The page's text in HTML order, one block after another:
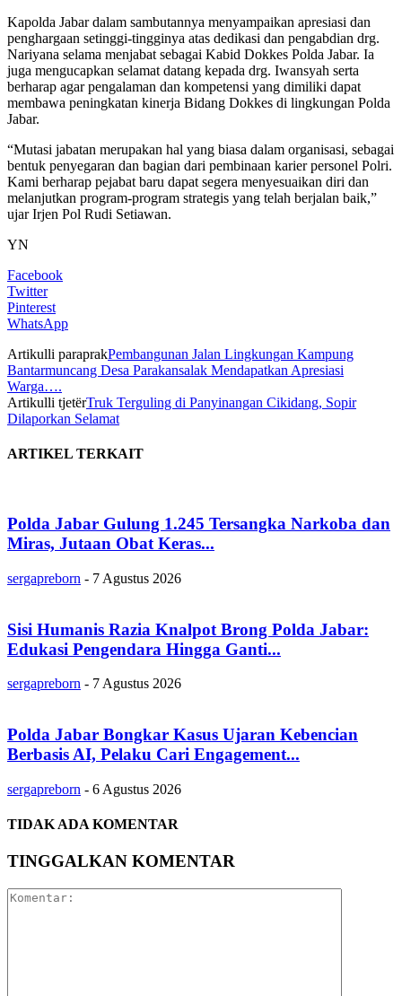
Kapolda Jabar dalam sambutannya menyampaikan apresiasi dan
penghargaan setinggi-tingginya atas dedikasi dan pengabdian drg.
Nariyana selama menjabat sebagai Kabid Dokkes Polda Jabar. Ia
juga mengucapkan selamat datang kepada drg. Iwansyah serta
berharap agar pengalaman dan kompetensi yang dimiliki dapat
membawa peningkatan kinerja Bidang Dokkes di lingkungan Polda
Jabar.
“Mutasi jabatan merupakan hal yang biasa dalam organisasi, sebagai
bentuk penyegaran dan bagian dari pembinaan karier personel Polri.
Kami berharap pejabat baru dapat segera menyesuaikan diri dan
melanjutkan program-program strategis yang telah berjalan baik,”
ujar Irjen Pol Rudi Setiawan.
YN
Facebook
Twitter
Pinterest
WhatsApp
Artikulli paraprakPembangunan Jalan Lingkungan Kampung
Bantarmuncang Desa Parakansalak Mendapatkan Apresiasi
Warga….
Artikulli tjetërTruk Terguling di Panyinangan Cikidang, Sopir
Dilaporkan Selamat
ARTIKEL TERKAIT
Polda Jabar Gulung 1.245 Tersangka Narkoba dan
Miras, Jutaan Obat Keras...
sergapreborn - 7 Agustus 2026
Sisi Humanis Razia Knalpot Brong Polda Jabar:
Edukasi Pengendara Hingga Ganti...
sergapreborn - 7 Agustus 2026
Polda Jabar Bongkar Kasus Ujaran Kebencian
Berbasis AI, Pelaku Cari Engagement...
sergapreborn - 6 Agustus 2026
TIDAK ADA KOMENTAR
TINGGALKAN KOMENTAR